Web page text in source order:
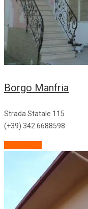
Borgo Manfria
Strada Statale 115
(+39) 342.6688598